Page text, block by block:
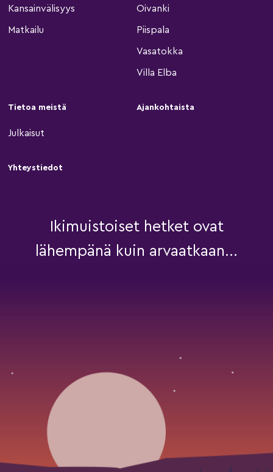
Kansainvälisyys
Matkailu
Oivanki
Piispala
Vasatokka
Villa Elba
Tietoa meistä
Julkaisut
Ajankohtaista
Yhteystiedot
Ikimuistoiset hetket ovat
lähempänä kuin arvaatkaan...